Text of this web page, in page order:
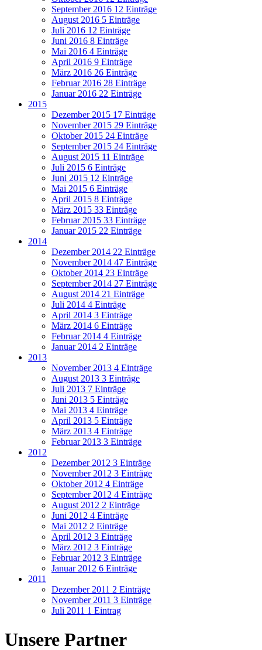
September 2016 12 Einträge
August 2016 5 Einträge
Juli 2016 12 Einträge
Juni 2016 8 Einträge
Mai 2016 4 Einträge
April 2016 9 Einträge
März 2016 26 Einträge
Februar 2016 28 Einträge
Januar 2016 22 Einträge
2015
Dezember 2015 17 Einträge
November 2015 29 Einträge
Oktober 2015 24 Einträge
September 2015 24 Einträge
August 2015 11 Einträge
Juli 2015 6 Einträge
Juni 2015 12 Einträge
Mai 2015 6 Einträge
April 2015 8 Einträge
März 2015 33 Einträge
Februar 2015 33 Einträge
Januar 2015 22 Einträge
2014
Dezember 2014 22 Einträge
November 2014 47 Einträge
Oktober 2014 23 Einträge
September 2014 27 Einträge
August 2014 21 Einträge
Juli 2014 4 Einträge
April 2014 3 Einträge
März 2014 6 Einträge
Februar 2014 4 Einträge
Januar 2014 2 Einträge
2013
November 2013 4 Einträge
August 2013 3 Einträge
Juli 2013 7 Einträge
Juni 2013 5 Einträge
Mai 2013 4 Einträge
April 2013 5 Einträge
März 2013 4 Einträge
Februar 2013 3 Einträge
2012
Dezember 2012 3 Einträge
November 2012 3 Einträge
Oktober 2012 4 Einträge
September 2012 4 Einträge
August 2012 2 Einträge
Juni 2012 4 Einträge
Mai 2012 2 Einträge
April 2012 3 Einträge
März 2012 3 Einträge
Februar 2012 3 Einträge
Januar 2012 6 Einträge
2011
Dezember 2011 2 Einträge
November 2011 3 Einträge
Juli 2011 1 Eintrag
Unsere Partner